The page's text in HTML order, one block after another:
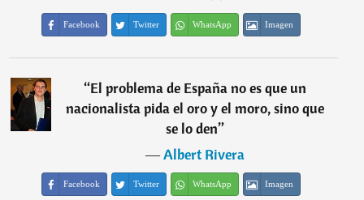
Facebook Twitter WhatsApp Imagen
“El problema de España no es que un
nacionalista pida el oro y el moro, sino que
se lo den”
―Albert Rivera
Facebook Twitter WhatsApp Imagen